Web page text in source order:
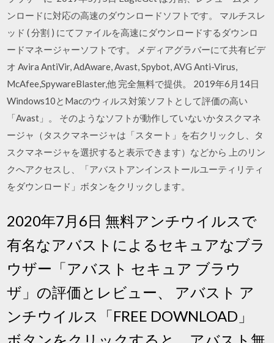
ンロードに対応の高速のダウンロードソフトです。 マルチスレ
ッド ( 分割 ) にてファイルを高速にダウンロードするダウンロ
ードマネージャーソフトです。 メディアグラバーにて共有ビデ
オ Avira AntiVir, AdAware, Avast, Spybot, AVG Anti-Virus,
McAfee,SpywareBlaster,他 完全無料で提供。 2019年6月14日
Windows10とMacのウィルス対策ソフトとして評価の高い
「Avast」。 そのようなソフトが動作していないかタスクマネ
ージャ（タスクマネージャは「スタート」を右クリックし、タ
スクマネージャを選択すると表示できます）などから 上のリン
クへアクセスし、「アバストアンインストールユーティリティ
をダウンロード」ボタンをクリックします。
2020年7月6日 無料アンチウイルスで
有名なアバストによるセキュアなブラ
ウザー「アバスト セキュア ブラウ
ザ」の評価とレビュー、 アバスト ア
ンチウイルス「FREE DOWNLOAD」
ボタンをクリックすると、アバスト無